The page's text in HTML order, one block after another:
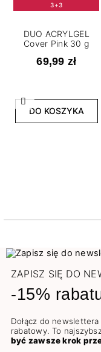
Poprzedni
3+3
DUO ACRYLGEL
Cover Pink 30 g
69,99 zł
DO KOSZYKA
ZAPISZ SIĘ DO
-15%
Dołącz do
rabatowy. To
być zawsze krok